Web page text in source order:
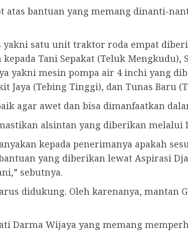
atas bantuan yang memang dinanti-
satu unit traktor roda empat
Tani Sepakat (Teluk Mengkudu),
yakni mesin pompa air 4 inchi yang
Jaya (Tebing Tinggi), dan Tunas Baru
agar awet dan bisa dimanfaatkan
alsintan yang diberikan melalui
kepada penerimanya apakah
yang diberikan lewat Aspirasi
sebutnya.
didukung. Oleh karenanya, mantan
Darma Wijaya yang memang